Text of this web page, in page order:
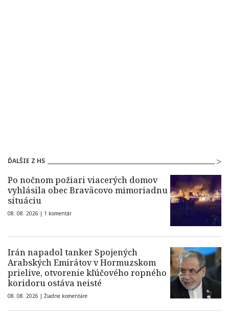
ĎALŠIE Z HS
Po nočnom požiari viacerých domov
vyhlásila obec Braväcovo mimoriadnu
situáciu
08. 08. 2026 | 1 komentár
Irán napadol tanker Spojených
Arabských Emirátov v Hormuzskom
prielive, otvorenie kľúčového ropného
koridoru ostáva neisté
08. 08. 2026 | Žiadne komentáre